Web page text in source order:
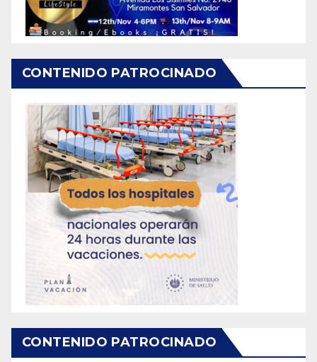
CONTENIDO PATROCINADO
CONTENIDO PATROCINADO